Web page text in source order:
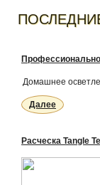
Домашнее
Далее
Расческа Tangle